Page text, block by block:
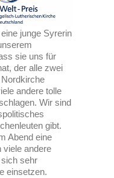
junge Syrerin
sie uns für
der alle zwei
andere tolle
Wir sind
gibt.
Abend eine
viele andere
sehr
einsetzen.